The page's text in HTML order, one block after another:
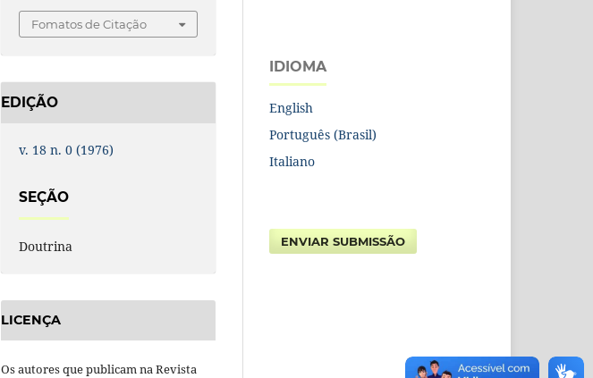
Fomatos de Citação
EDIÇÃO
v. 18 n. 0 (1976)
SEÇÃO
Doutrina
LICENÇA
Os autores que publicam na Revista
IDIOMA
English
Português (Brasil)
Italiano
ENVIAR SUBMISSÃO